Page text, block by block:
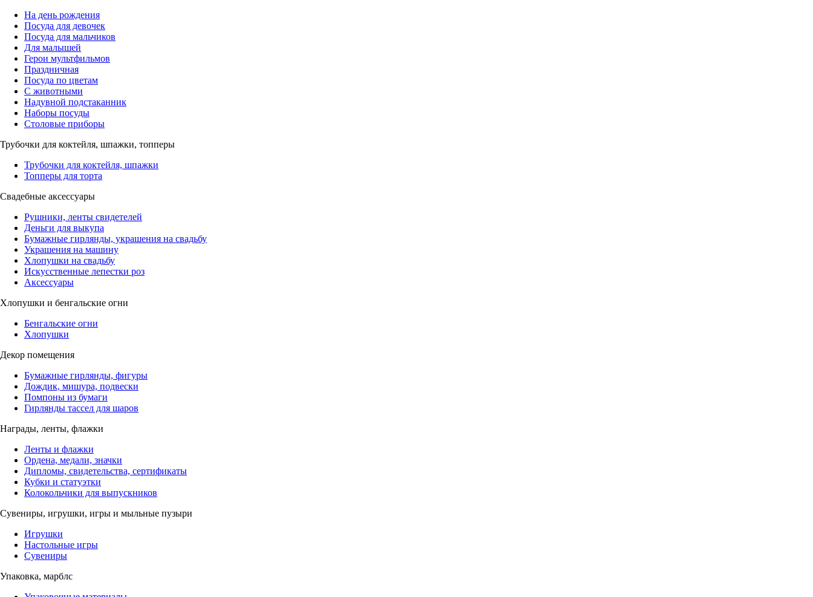
На день рождения
Посуда для девочек
Посуда для мальчиков
Для малышей
Герои мультфильмов
Праздничная
Посуда по цветам
С животными
Надувной подстаканник
Наборы посуды
Столовые приборы
Трубочки для коктейля, шпажки, топперы
Трубочки для коктейля, шпажки
Топперы для торта
Свадебные аксессуары
Рушники, ленты свидетелей
Деньги для выкупа
Бумажные гирлянды, украшения на свадьбу
Украшения на машину
Хлопушки на свадьбу
Искусственные лепестки роз
Аксессуары
Хлопушки и бенгальские огни
Бенгальские огни
Хлопушки
Декор помещения
Бумажные гирлянды, фигуры
Дождик, мишура, подвески
Помпоны из бумаги
Гирлянды тассел для шаров
Награды, ленты, флажки
Ленты и флажки
Ордена, медали, значки
Дипломы, свидетельства, сертификаты
Кубки и статуэтки
Колокольчики для выпускников
Сувениры, игрушки, игры и мыльные пузыри
Игрушки
Настольные игры
Сувениры
Упаковка, марблс